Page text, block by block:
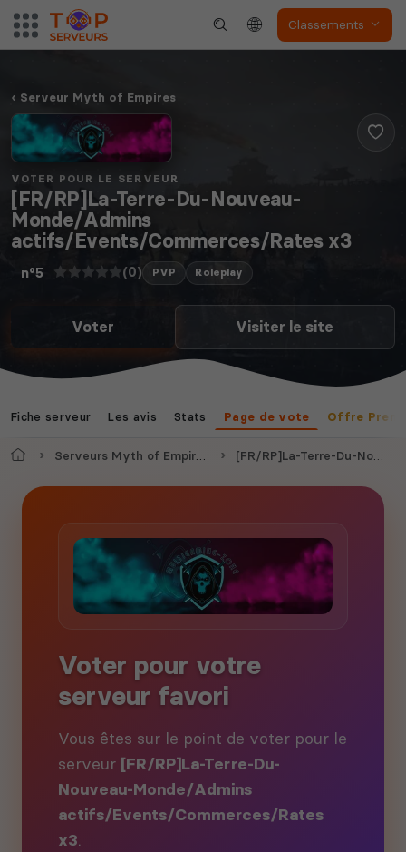
Classements
Serveur Myth of Empires
VOTER POUR LE SERVEUR
[FR/RP]La-Terre-Du-Nouveau-
Monde/Admins
actifs/Events/Commerces/Rates x3
n°5 (0) PVP Roleplay
Voter Visiter le site
Fiche serveur Les avis Stats Page de vote Offre
AccueilServeurs Myth of Empires [FR/RP]La-Terre-Du-Nouveau-Monde/Admins actifs/Events/Commerces/Rates x3
Voter pour votre
serveur favori
Vous êtes sur le point de voter pour le
serveur [FR/RP]La-Terre-Du-
Nouveau-Monde/Admins
actifs/Events/Commerces/Rates
x3.